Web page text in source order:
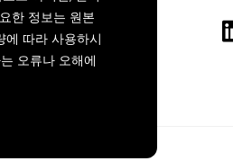
한 정보는 원본
에 따라 사용하시
오류나 오해에